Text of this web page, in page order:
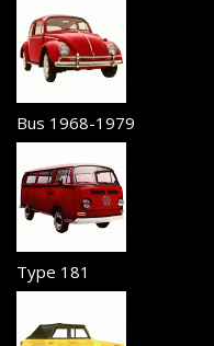
Bus 1968-1979
Type 181